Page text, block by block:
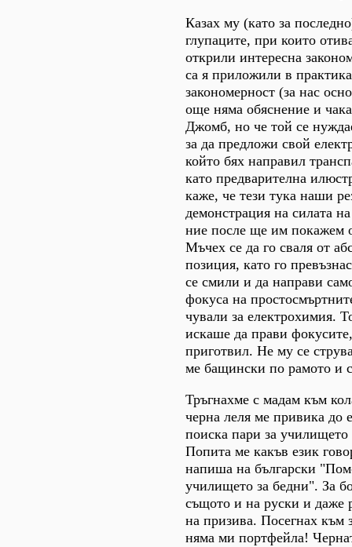
Казах му (като за
глупаците, при които
открили интересна
са я приложили в
закономерност (за нас
още няма обяснение и
Джомб, но че той се
за да предложи свой
който бях направил
като предварителна
каже, че тези тука наши
демонстрация на силата
ние после ще им покажем
Мъчех се да го сваля от
позиция, като го
се смили и да направи
фокуса на
чували за електрохимия.
искаше да прави
приготвил. Не му се
ме бащински по рамото и
Тръгнахме с мадам към
черна леля ме привика до
поиска пари за училището
Попита ме какъв език
напиша на български
училището за бедни". За
същото и на руски и даже
на призива. Посегнах към
няма ми портфейла!